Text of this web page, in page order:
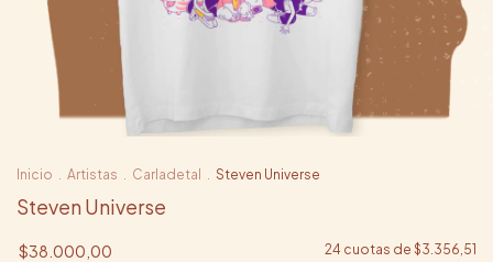
Inicio Artistas Carladetal Steven Universe
Steven Universe
$38.000,00 24 cuotas de $3.356,51